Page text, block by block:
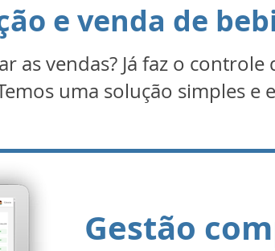
e venda de
as vendas? Já faz o controle
uma solução simples e
Gestão